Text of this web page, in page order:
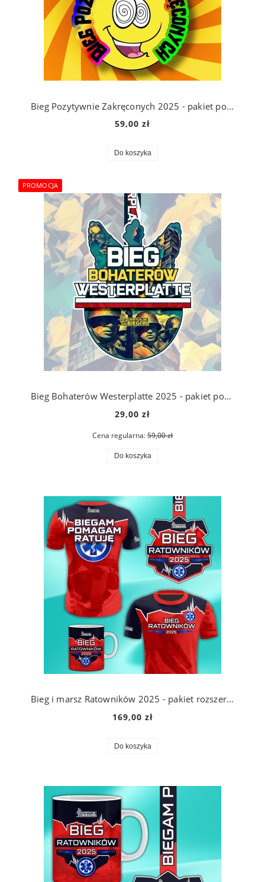
Bieg Pozytywnie Zakręconych 2025 - pakiet podstawowy
59,00 zł
Do koszyka
Bieg Bohaterów Westerplatte 2025 - pakiet podstawowy
29,00 zł
Cena regularna:59,00 zł
Do koszyka
PROMOCJA
Bieg i marsz Ratowników 2025 - pakiet rozszerzony
169,00 zł
Do koszyka